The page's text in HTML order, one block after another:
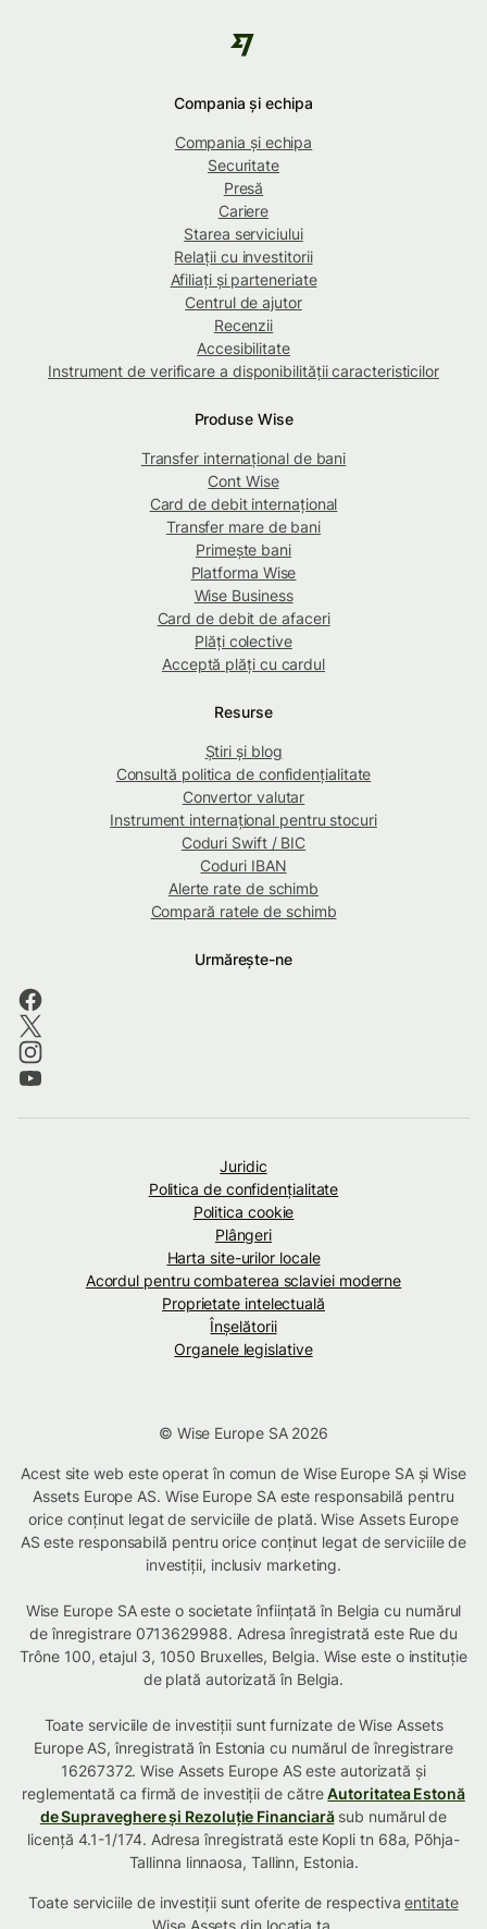
Compania și echipa
Compania și echipa
Securitate
Presă
Cariere
Starea serviciului
Relații cu investitorii
Afiliați și parteneriate
Centrul de ajutor
Recenzii
Accesibilitate
Instrument de verificare a disponibilității caracteristicilor
Produse Wise
Transfer internațional de bani
Cont Wise
Card de debit internațional
Transfer mare de bani
Primește bani
Platforma Wise
Wise Business
Card de debit de afaceri
Plăți colective
Acceptă plăți cu cardul
Resurse
Știri și blog
Consultă politica de confidențialitate
Convertor valutar
Instrument internațional pentru stocuri
Coduri Swift / BIC
Coduri IBAN
Alerte rate de schimb
Compară ratele de schimb
Urmărește-ne
Juridic
Politica de confidenţialitate
Politica cookie
Plângeri
Harta site-urilor locale
Acordul pentru combaterea sclaviei moderne
Proprietate intelectuală
Înșelătorii
Organele legislative
© Wise Europe SA 2026
Acest site web este operat în comun de Wise Europe SA și Wise
Assets Europe AS. Wise Europe SA este responsabilă pentru
orice conținut legat de serviciile de plată. Wise Assets Europe
AS este responsabilă pentru orice conținut legat de serviciile de
investiții, inclusiv marketing.
Wise Europe SA este o societate înființată în Belgia cu numărul
de înregistrare 0713629988. Adresa înregistrată este Rue du
Trône 100, etajul 3, 1050 Bruxelles, Belgia. Wise este o instituție
de plată autorizată în Belgia.
Toate serviciile de investiții sunt furnizate de Wise Assets
Europe AS, înregistrată în Estonia cu numărul de înregistrare
16267372. Wise Assets Europe AS este autorizată și
reglementată ca firmă de investiții de cătreAutoritatea Estonă
de Supraveghere și Rezoluție Financiarăsub numărul de
licență 4.1-1/174. Adresa înregistrată este Kopli tn 68a, Põhja-
Tallinna linnaosa, Tallinn, Estonia.
Toate serviciile de investiții sunt oferite de respectivaentitate
Wise Assets din locația ta